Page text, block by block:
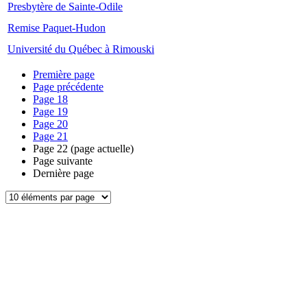
Presbytère de Sainte-Odile
Remise Paquet-Hudon
Université du Québec à Rimouski
Première page
Page précédente
Page 18
Page 19
Page 20
Page 21
Page 22 (page actuelle)
Page suivante
Dernière page